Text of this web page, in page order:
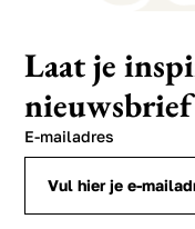
Laat je
E-mailadres